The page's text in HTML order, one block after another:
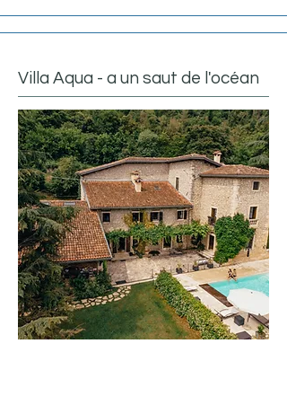
Villa Aqua - a un saut de l'océan